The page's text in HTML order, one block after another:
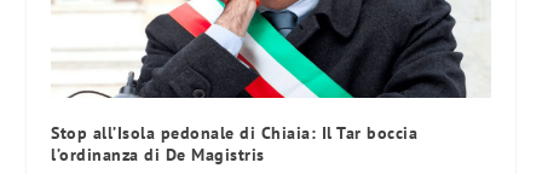
Stop all’Isola pedonale di Chiaia: Il Tar boccia
l’ordinanza di De Magistris